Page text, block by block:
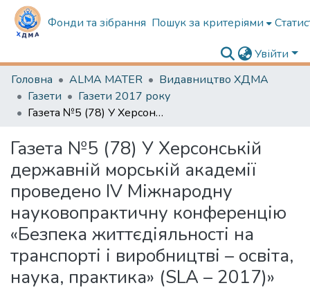
Фонди та зібрання Пошук за критеріями
Увійти
Головна
ALMA MATER
Видавництво ХДМА
Газети
Газети 2017 року
Газета №5 (78) У Херсонській державній морській академії проведено IV Міжнародну науковопрактичну конференцію «Безпека життєдіяльності на транспорті і виробництві – освіта, наука, практика» (SLA – 2017)»
Газета №5 (78) У Херсонській
державній морській академії
проведено IV Міжнародну
науковопрактичну конференцію
«Безпека життєдіяльності на
транспорті і виробництві – освіта,
наука, практика» (SLA – 2017)»